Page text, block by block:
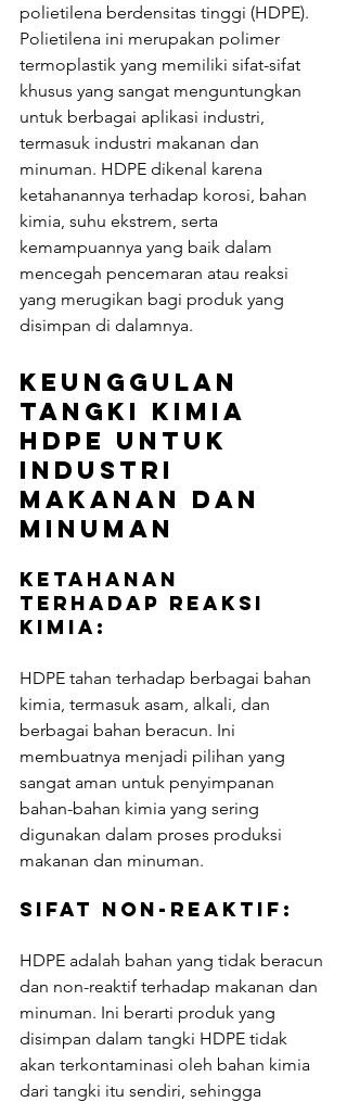
polietilena berdensitas tinggi (HDPE).
Polietilena ini merupakan polimer
termoplastik yang memiliki sifat-sifat
khusus yang sangat menguntungkan
untuk berbagai aplikasi industri,
termasuk industri makanan dan
minuman. HDPE dikenal karena
ketahanannya terhadap korosi, bahan
kimia, suhu ekstrem, serta
kemampuannya yang baik dalam
mencegah pencemaran atau reaksi
yang merugikan bagi produk yang
disimpan di dalamnya.
Keunggulan
Tangki Kimia
HDPE untuk
Industri
Makanan dan
Minuman
Ketahanan
terhadap Reaksi
Kimia:
HDPE tahan terhadap berbagai bahan
kimia, termasuk asam, alkali, dan
berbagai bahan beracun. Ini
membuatnya menjadi pilihan yang
sangat aman untuk penyimpanan
bahan-bahan kimia yang sering
digunakan dalam proses produksi
makanan dan minuman.
Sifat Non-Reaktif:
HDPE adalah bahan yang tidak beracun
dan non-reaktif terhadap makanan dan
minuman. Ini berarti produk yang
disimpan dalam tangki HDPE tidak
akan terkontaminasi oleh bahan kimia
dari tangki itu sendiri, sehingga